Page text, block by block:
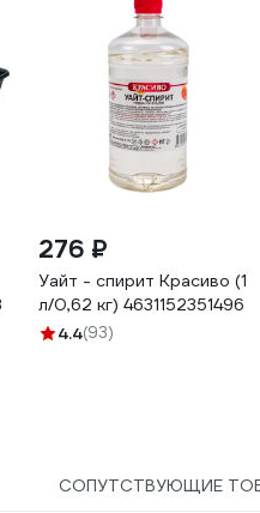
276 ₽
Уайт - спирит Красиво (1
л/0,62 кг) 4631152351496
4.4(93)
СОПУТСТВУЮЩИЕ